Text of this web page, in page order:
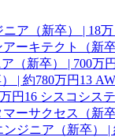
ア（新卒） | 18万
ーキテクト（新
（新卒） | 700万
| 約780万円 13
円 16 シスコシス
マーサクセス（新
ジニア（新卒） |